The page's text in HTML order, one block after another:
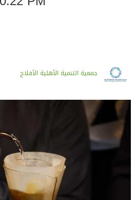
جمعية التنمية الأهلية الأفلاج